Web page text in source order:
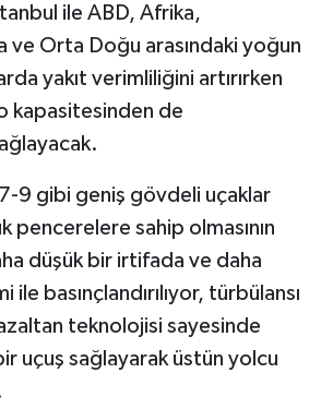
ile ABD, Afrika,
ve Orta Doğu arasındaki yoğun
yakıt verimliliğini artırırken
kapasitesinden de
9 gibi geniş gövdeli uçaklar
pencerelere sahip olmasının
düşük bir irtifada ve daha
ile basınçlandırılıyor, türbülansı
teknolojisi sayesinde
uçuş sağlayarak üstün yolcu